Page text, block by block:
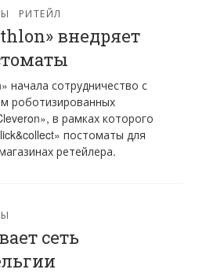
РИТЕЙЛ
внедряет
начала сотрудничество с
роботизированных
в рамках которого
постоматы для
ретейлера.
сеть